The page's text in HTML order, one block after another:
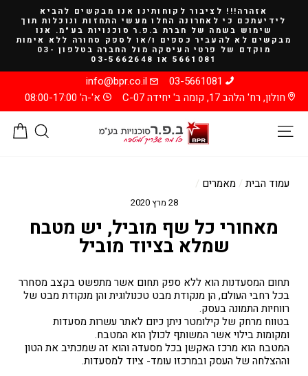
קריאה
אזהרה!!! לציבור לקוחותינו אנו מבקשים להביא
לידיעתכם כי לאחרונה החלו מעשי התחזות ונוכלות תוך
שימוש בשמה של חברת ב.פ.ר סוכנויות בע"מ. אנו
מבקשים לא להעביר כספים ו/או לספק סחורה ללא אימות
מוקדם של פרטי העיסקה מול החברה בטלפון 03-
5661081 או 03-5662648
03-5661081
info@bpr.co.il
חולון, רח' הלהב 17, קומה ב' יחידה C-07
א'-ה' 08:00-17:00
עמוד הבית / מאמרים /
28 מרץ 2020
מאחורי כל שף מוביל, יש מטבח
שמלא בציוד מוביל
תחום המסעדנות הוא ללא ספק תחום אשר מתפשט בקצב מסחרר
בכל רחבי העולם, הן מנקודת מבט טכנולוגית והן מנקודת מבט של
רווחיות התמונה בעסק.
בטווח מרחק של קילומטר ניתן כיום לאתר עשרות מסעדות
ומקומות בילוי אשר המשותף לכולן הוא המטבח.
המטבח הוא מרכז האקשן בכל מסעדה והוא זה שמכתיב את הטון
וההצלחה של העסק ובמרכזו עומד- ציוד למסעדות.